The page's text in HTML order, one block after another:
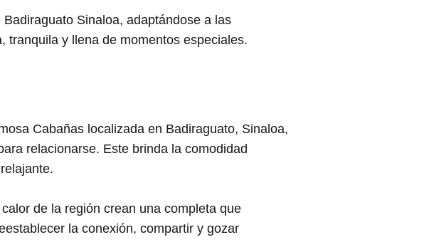
Sinaloa, adaptándose a las
tranquila y llena de momentos especiales.
Cabañas localizada en Badiraguato, Sinaloa,
relacionarse. Este brinda la comodidad
de la región crean una completa que
la conexión, compartir y gozar